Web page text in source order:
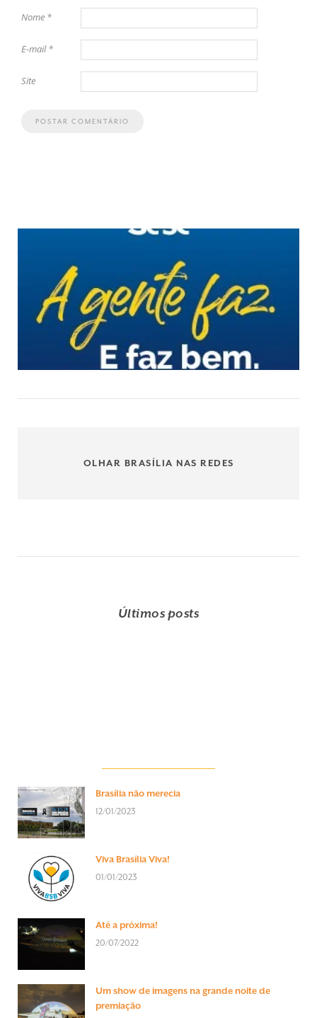
Nome *
E-mail*
Site
OLHAR BRASÍLIA NAS REDES
Últimos posts
Brasília não merecia
12/01/2023
Viva Brasília Viva!
01/01/2023
Até a próxima!
20/07/2022
Um show de imagens na grande noite de
premiação